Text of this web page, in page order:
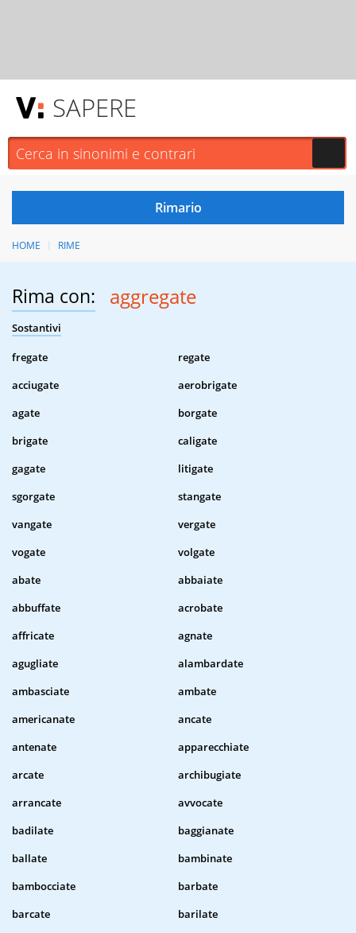
SAPERE
HOME RIME
Rima con: aggregate
Sostantivi
fregate
regate
acciugate
aerobrigate
agate
borgate
brigate
caligate
gagate
litigate
sgorgate
stangate
vangate
vergate
vogate
volgate
abate
abbaiate
abbuffate
acrobate
affricate
agnate
agugliate
alambardate
ambasciate
ambate
americanate
ancate
antenate
apparecchiate
arcate
archibugiate
arrancate
avvocate
badilate
baggianate
ballate
bambinate
bambocciate
barbate
barcate
barilate